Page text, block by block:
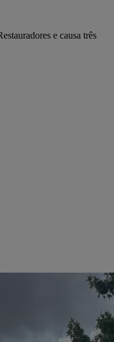
e causa três